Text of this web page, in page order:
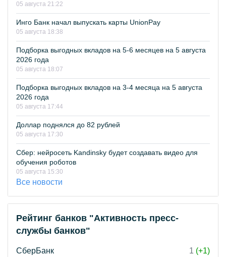
05 августа 21:22
Инго Банк начал выпускать карты UnionPay
05 августа 18:38
Подборка выгодных вкладов на 5-6 месяцев на 5 августа
2026 года
05 августа 18:07
Подборка выгодных вкладов на 3-4 месяца на 5 августа
2026 года
05 августа 17:44
Доллар поднялся до 82 рублей
05 августа 17:30
Сбер: нейросеть Kandinsky будет создавать видео для
обучения роботов
05 августа 15:30
Все новости
Рейтинг банков "Активность пресс-
службы банков"
СберБанк 1 (+1)